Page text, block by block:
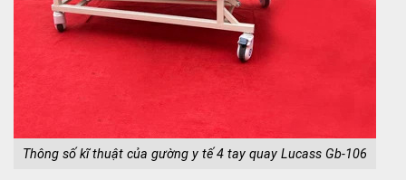
Thông số kĩ thuật của gường y tế 4 tay quay Lucass Gb-106